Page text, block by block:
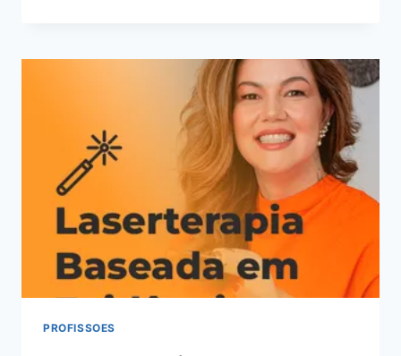
AMAMENTAÇÃO
BOM
OU
DO
CURSO
VIRGINIA
MESMO?
PROFISSOES